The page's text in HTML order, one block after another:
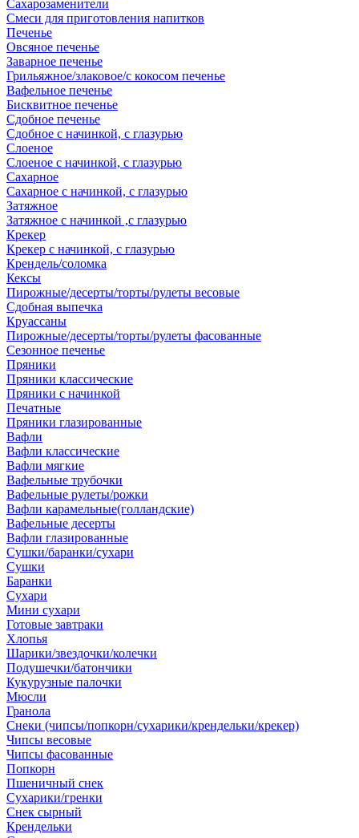
Сахарозаменители
Смеси для приготовления напитков
Печенье
Овсяное печенье
Заварное печенье
Грильяжное/злаковое/с кокосом печенье
Вафельное печенье
Бисквитное печенье
Сдобное печенье
Сдобное с начинкой, с глазурью
Слоеное
Слоеное с начинкой, с глазурью
Сахарное
Сахарное с начинкой, с глазурью
Затяжное
Затяжное с начинкой ,с глазурью
Крекер
Крекер с начинкой, с глазурью
Крендель/соломка
Кексы
Пирожные/десерты/торты/рулеты весовые
Сдобная выпечка
Круассаны
Пирожные/десерты/торты/рулеты фасованные
Сезонное печенье
Пряники
Пряники классические
Пряники с начинкой
Печатные
Пряники глазированные
Вафли
Вафли классические
Вафли мягкие
Вафельные трубочки
Вафельные рулеты/рожки
Вафли карамельные(голландские)
Вафельные десерты
Вафли глазированные
Сушки/баранки/сухари
Сушки
Баранки
Сухари
Мини сухари
Готовые завтраки
Хлопья
Шарики/звездочки/колечки
Подушечки/батончики
Кукурузные палочки
Мюсли
Гранола
Снеки (чипсы/попкорн/сухарики/крендельки/крекер)
Чипсы весовые
Чипсы фасованные
Попкорн
Пшеничный снек
Сухарики/гренки
Снек сырный
Крендельки